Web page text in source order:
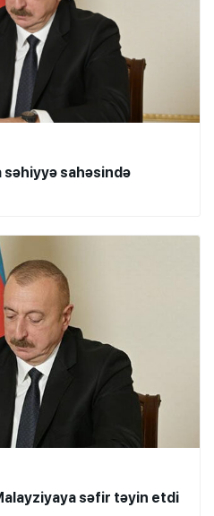
səhiyyə sahəsində
səfir təyin etdi